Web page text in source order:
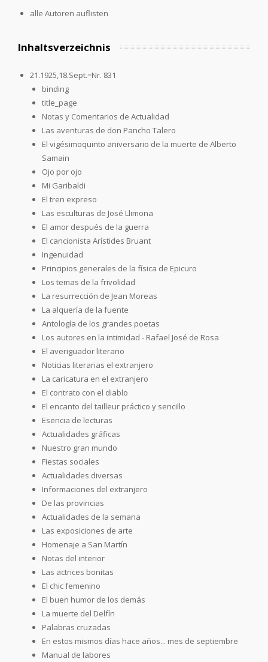
alle Autoren auflisten
Inhaltsverzeichnis
21.1925,18.Sept.=Nr. 831
binding
title_page
Notas y Comentarios de Actualidad
Las aventuras de don Pancho Talero
El vigésimoquinto aniversario de la muerte de Alberto
Samain
Ojo por ojo
Mi Garibaldi
El tren expreso
Las esculturas de José Llimona
El amor después de la guerra
El cancionista Arístides Bruant
Ingenuidad
Principios generales de la física de Epicuro
Los temas de la frivolidad
La resurrección de Jean Moreas
La alquería de la fuente
Antología de los grandes poetas
Los autores en la intimidad - Rafael José de Rosa
El averiguador literario
Noticias literarias el extranjero
La caricatura en el extranjero
El contrato con el diablo
El encanto del tailleur práctico y sencillo
Esencia de lecturas
Actualidades gráficas
Nuestro gran mundo
Fiestas sociales
Actualidades diversas
Informaciones del extranjero
De las provincias
Actualidades de la semana
Las exposiciones de arte
Homenaje a San Martín
Notas del interior
Las actrices bonitas
El chic femenino
El buen humor de los demás
La muerte del Delfín
Palabras cruzadas
En estos mismos días hace años... mes de septiembre
Manual de labores